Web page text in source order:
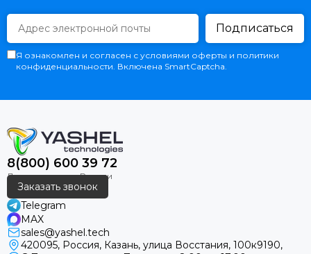
Подписаться
Я ознакомлен и согласен с условиями оферты и политики
конфиденциальности. Включена SmartCaptcha.
8(800) 600 39 72
Заказать звонок
Telegram
MAX
sales@yashel.tech
420095, Россия, Казань, улица Восстания, 100к9190,